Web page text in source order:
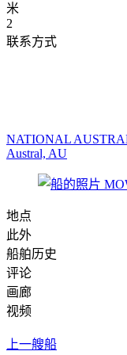
米
2
联系方式
NATIONAL
Austral, AU
地点
此外
船舶历史
评论
画廊
视频
上一艘船